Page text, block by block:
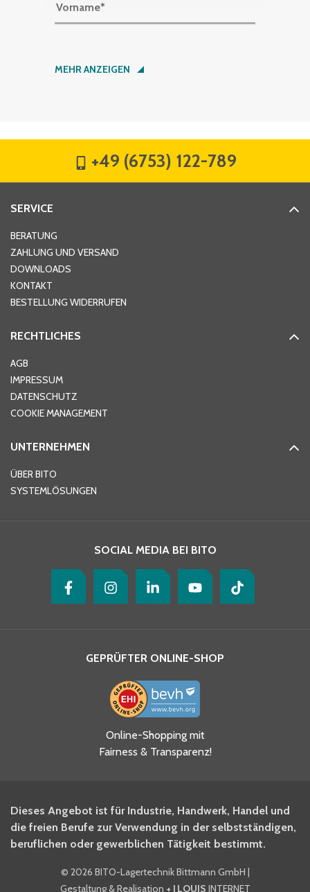
Vorname*
Nachname*
Hausnummer
Ort*
Telefon
Ja, ich habe die
Datenschutzhinweise gelesen
und akzeptiere diese.
BITO Newsletter Fachwissen
Intralogistiker anmelden.
Ja, ich möchte mich für den
MEHR ANZEIGEN
+49 (6753) 122-789
SERVICE
BERATUNG
ZAHLUNG UND VERSAND
DOWNLOADS
KONTAKT
BESTELLUNG WIDERRUFEN
RECHTLICHES
AGB
IMPRESSUM
DATENSCHUTZ
COOKIE MANAGEMENT
UNTERNEHMEN
ÜBER BITO
SYSTEMLÖSUNGEN
SOCIAL MEDIA BEI BITO
GEPRÜFTER ONLINE-SHOP
Online-Shopping mit
Fairness & Transparenz!
Dieses Angebot ist für Industrie, Handwerk, Handel und
die freien Berufe zur Verwendung in der selbstständigen,
beruflichen oder gewerblichen Tätigkeit bestimmt.
© 2026 BITO-Lagertechnik Bittmann GmbH |
Gestaltung & Realisation + | LOUIS INTERNET